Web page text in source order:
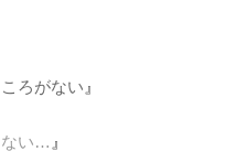
ろがない 』
ない… 』